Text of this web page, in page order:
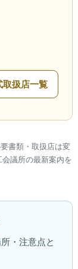
取扱店一覧
書類・取扱店は変
議所の最新案内を
・注意点と